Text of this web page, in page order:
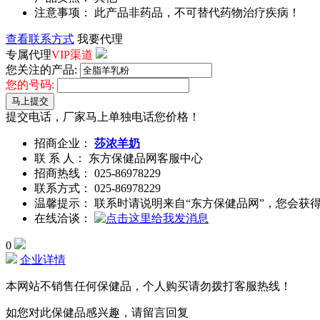
注意事项： 此产品非药品，不可替代药物治疗疾病！
查看联系方式 我要代理
专属代理VIP渠道
您关注的产品:
您的号码:
马上提交
提交电话，厂家马上单独电话您价格！
招商企业： 莎浓羊奶
联 系 人： 东方保健品网客服中心
招商热线： 025-86978229
联系方式： 025-86978229
温馨提示： 联系时请说明来自“东方保健品网”，您会获
在线洽谈：
0
企业详情
本网站不销售任何保健品，个人购买请勿拨打客服热线！
如您对此保健品感兴趣，请留言回复